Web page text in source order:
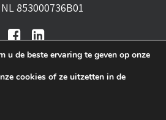
853000736B01
u de beste ervaring te geven op onze
cookies of ze uitzetten in de